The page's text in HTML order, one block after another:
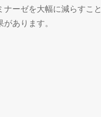
ーゼを大幅に減らすこと
あります。